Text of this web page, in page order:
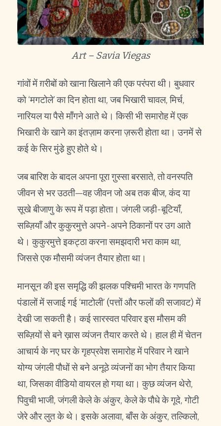
Art – Savia Viegas
गांवों में ग़रीबों को खाना खिलाने की एक परंपरा थी। बुधवार
को ‘मगटोले’ का दिन होता था, जब भिखारी चावल, मिर्च,
नारियल या पैसे माँगने आते थे। किसी भी समारोह में एक
भिखारी के खाने का इंतज़ाम करना ज़रूरी होता था। उनमें से
कई के सिर मुंडे़ हुए होते थे।
जब बारिश के बादल अपना पूरा गु़स्सा बरसाते, तो वनस्पति
जीवन से भर उठती—वह जीवन जो अब तक बीज, कंद या
सूखे बीजाणु के रूप में पड़ा होता। जंगली जड़ी-बूटियाँ,
सब्ज़ियाँ और कुकुरमुत्ते अपने-अपने ठिकानों पर उग आते
थे। कुकुरमुत्ते इकट्ठा करना समझदारी भरा काम था,
जिससे एक मौसमी व्यंजन तैयार होता था।
मानसून की इस समृद्धि की झलक पश्चिमी भारत के गणपति
पंडालों में सजाई गई ‘माटोली’ (पत्तों और फलों की सजावट) में
देखी जा सकती है। कई सारस्वत परिवार इस मौसम की
सब्ज़ियों से बने ख़ास व्यंजन तैयार करते थे। हाल ही में चेतन
आचार्य के नए घर के गृहप्रवेश समारोह में परिवार ने खाने
योग्य जंगली पौधों से बने अनूठे व्यंजनों का भोग तैयार किया
था, जिसका वीडियो वायरल हो गया था। कुछ व्यंजन थेरो,
पिवुची भाजी, जंगली केले के अंकुर, केले के पौधे के गूदे, गोटी
जेरे और लुत के थे। इसके अलावा, बाँस के अंकुर, तल्किलो,